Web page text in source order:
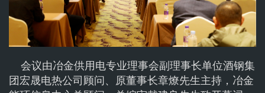
会议由冶金供用电专业理事会副理事长单位酒钢集
团宏晟电热公司顾问、原董事长章燎先生主持，冶金